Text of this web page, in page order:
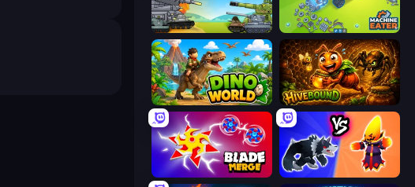
Merge Master Tanks: Tank Wars Machine Eater
Dino World Hivebound
Blade Merge Merge Battle Tactics